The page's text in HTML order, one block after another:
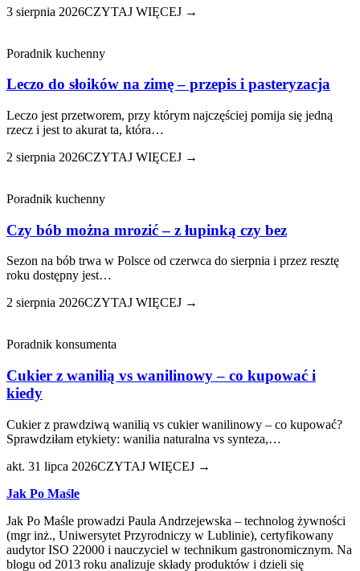
3 sierpnia 2026CZYTAJ WIĘCEJ →
Poradnik kuchenny
Leczo do słoików na zimę – przepis i pasteryzacja
Leczo jest przetworem, przy którym najczęściej pomija się jedną
rzecz i jest to akurat ta, która…
2 sierpnia 2026CZYTAJ WIĘCEJ →
Poradnik kuchenny
Czy bób można mrozić – z łupinką czy bez
Sezon na bób trwa w Polsce od czerwca do sierpnia i przez resztę
roku dostępny jest…
2 sierpnia 2026CZYTAJ WIĘCEJ →
Poradnik konsumenta
Cukier z wanilią vs wanilinowy – co kupować i
kiedy
Cukier z prawdziwą wanilią vs cukier wanilinowy – co kupować?
Sprawdziłam etykiety: wanilia naturalna vs synteza,…
akt. 31 lipca 2026CZYTAJ WIĘCEJ →
Jak Po Maśle
Jak Po Maśle prowadzi Paula Andrzejewska – technolog żywności
(mgr inż., Uniwersytet Przyrodniczy w Lublinie), certyfikowany
audytor ISO 22000 i nauczyciel w technikum gastronomicznym. Na
blogu od 2013 roku analizuje składy produktów i dzieli się